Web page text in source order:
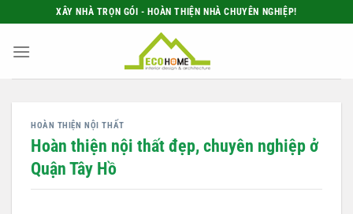
qua
nội
XÂY NHÀ TRỌN GÓI - HOÀN THIỆN NHÀ CHUYÊN NGHIỆP!
HOÀN THIỆN NỘI THẤT
Hoàn thiện nội thất đẹp, chuyên nghiệp ở
Quận Tây Hồ